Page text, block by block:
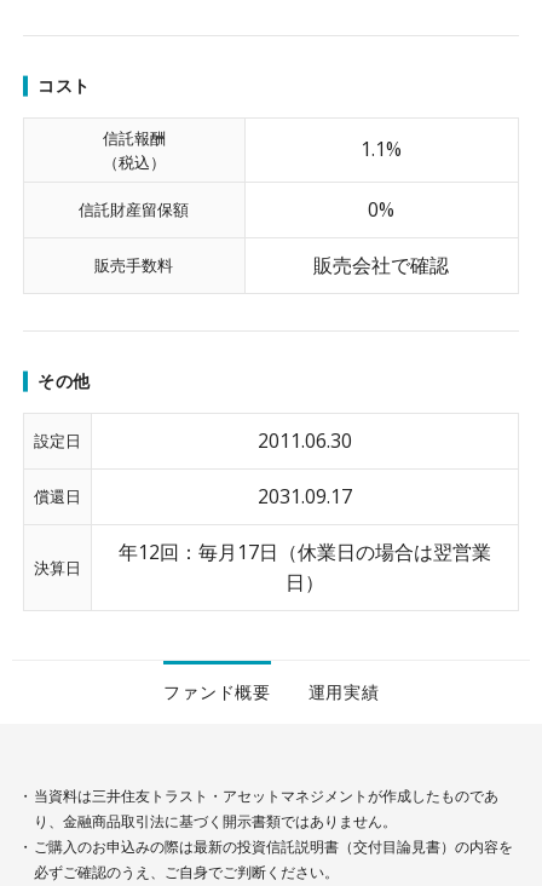
コスト
信託報酬
（税込）
1.1%
信託財産留保額 0%
販売手数料 販売会社で確認
その他
設定日 2011.06.30
償還日 2031.09.17
決算日
年12回：毎月17日（休業日の場合は翌営業
日）
ファンド概要 運用実績
当資料は三井住友トラスト・アセットマネジメントが作成したものであ
り、金融商品取引法に基づく開示書類ではありません。
ご購入のお申込みの際は最新の投資信託説明書（交付目論見書）の内容を
必ずご確認のうえ、ご自身でご判断ください。